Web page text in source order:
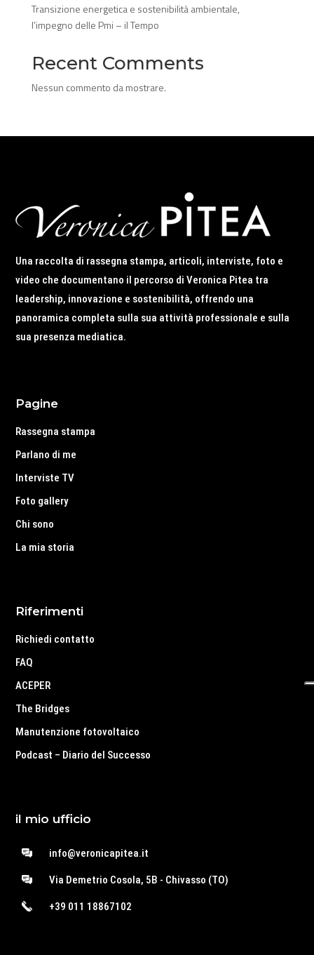
Transizione energetica e sostenibilità ambientale,
l’impegno delle Pmi – il Tempo
Recent Comments
Nessun commento da mostrare.
Una raccolta di rassegna stampa, articoli, interviste, foto e
video che documentano il percorso di Veronica Pitea tra
leadership, innovazione e sostenibilità, offrendo una
panoramica completa sulla sua attività professionale e sulla
sua presenza mediatica.
Pagine
Rassegna stampa
Parlano di me
Interviste TV
Foto gallery
Chi sono
La mia storia
Riferimenti
Richiedi contatto
FAQ
ACEPER
The Bridges
Manutenzione fotovoltaico
Podcast – Diario del Successo
il mio ufficio
info@veronicapitea.it
Via Demetrio Cosola, 5B - Chivasso (TO)
+39 011 18867102